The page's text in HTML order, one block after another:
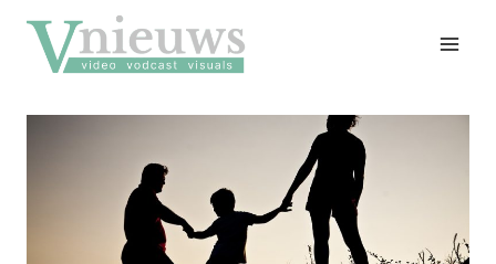
naar
inhoud